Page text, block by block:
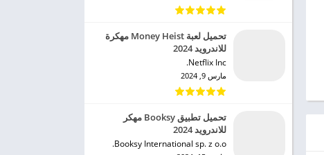
تحميل لعبة Money Heist مهكرة
للاندرويد 2024
Netflix Inc.‏
مارس 9, 2024
تحميل تطبيق Booksy مهكر
للاندرويد 2024
Booksy International sp. z o.o.‏